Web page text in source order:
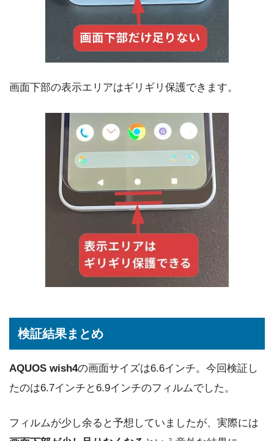
画面下部の表示エリアはギリギリ保護できます。
検証結果まとめ
AQUOS wish4の画面サイズは6.6インチ。今回検証し
たのは6.7インチと6.9インチのフィルムでした。
フィルムが少し余ると予想していましたが、実際には